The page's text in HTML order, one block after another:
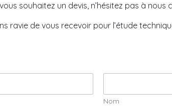
souhaitez un devis, n’hésitez pas à nous
ravie de vous recevoir pour l’étude
Nom